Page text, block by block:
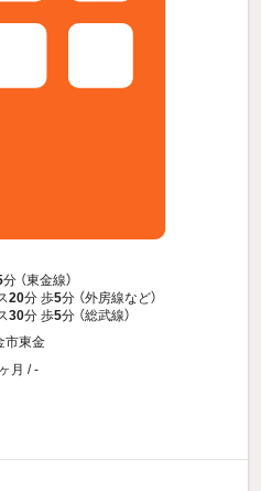
分 （東金線）
20分 歩5分 （外房線など）
30分 歩5分 （総武線）
市東金
月 / -